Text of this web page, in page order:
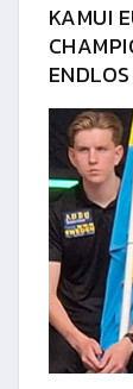
KAMUI
ENDLOS